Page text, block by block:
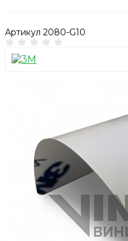
Артикул 2080-G10